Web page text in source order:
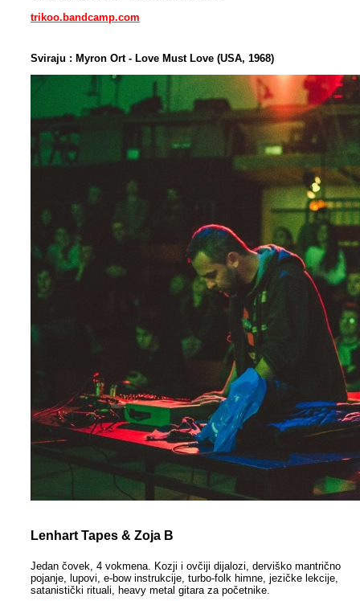
trikoo.bandcamp.com
Sviraju : Myron Ort - Love Must Love (USA, 1968)
Lenhart Tapes & Zoja B
Jedan čovek, 4 vokmena. Kozji i ovčiji dijalozi, derviško mantrično
pojanje, lupovi, e-bow instrukcije, turbo-folk himne, jezičke lekcije,
satanistički rituali, heavy metal gitara za početnike.